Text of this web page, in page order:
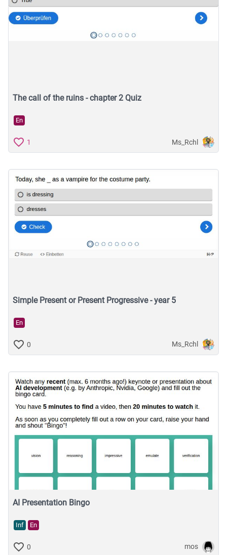
The call of the ruins - chapter 2 Quiz
En
1 Ms_Rchl
Simple Present or Present Progressive - year 5
En
0 Ms_Rchl
AI Presentation Bingo
Inf En
0 mos